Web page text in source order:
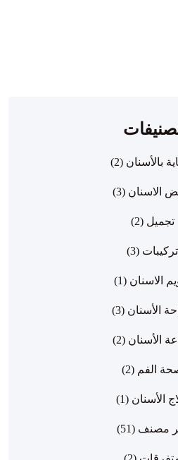
بالأسنان (2)
الاسنان (3)
تجميل (2)
تركيبات (3)
الاسنان (1)
الأسنان (3)
الأسنان (2)
الفم (2)
الأسنان (1)
مصنف (51)